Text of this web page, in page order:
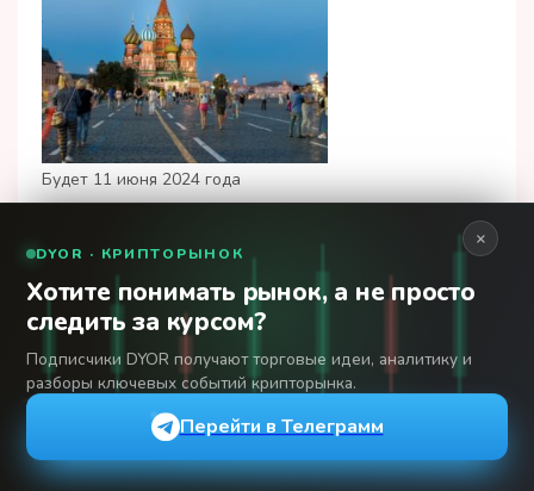
Будет 11 июня 2024 года
сокращенный рабочий день или
производственных графиков
×
DYOR · КРИПТОРЫНОК
Хотите понимать рынок, а не просто
следить за курсом?
Подписчики DYOR получают торговые идеи, аналитику и
разборы ключевых событий крипторынка.
Перейти в Телеграмм